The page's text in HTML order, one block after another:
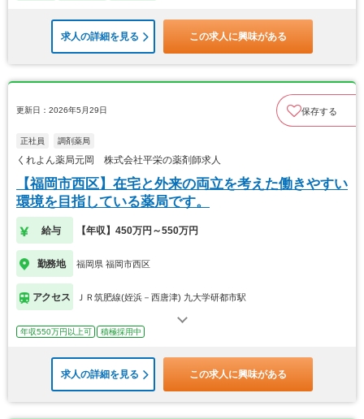
求人の詳細を見る この求人に興味がある
更新日：2026年5月29日 保存する
正社員 調剤薬局
くれよん薬局元岡 株式会社平栄の薬剤師求人
【福岡市西区】在宅と外来の両立を考えた働きやすい
環境を目指している薬局です。
給与 【年収】450万円～550万円
勤務地 福岡県 福岡市西区
アクセス ＪＲ筑肥線(姪浜－西唐津) 九大学研都市駅
年収550万円以上可 積極採用中
求人の詳細を見る この求人に興味がある